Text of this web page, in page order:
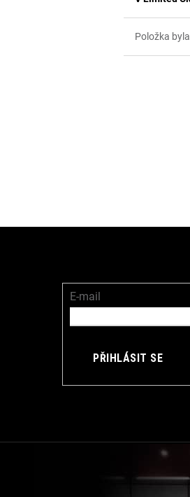
Položka
E-mail
PŘIHLÁSIT SE